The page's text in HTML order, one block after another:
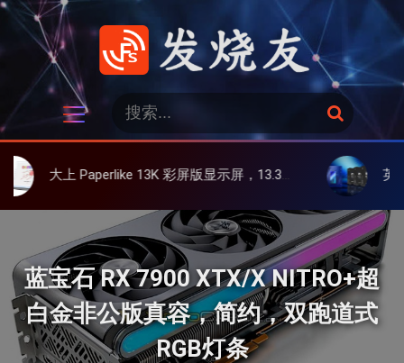
跳
发烧友
：
搜
索
Paperlike 13K 彩屏版显示屏，13.3英寸高刷彩色墨水屏 英特尔酷睿 Ultra 7 265K/
蓝宝石 RX 7900 XTX/X NITRO+超
白金非公版真容，简约，双跑道式
RGB灯条